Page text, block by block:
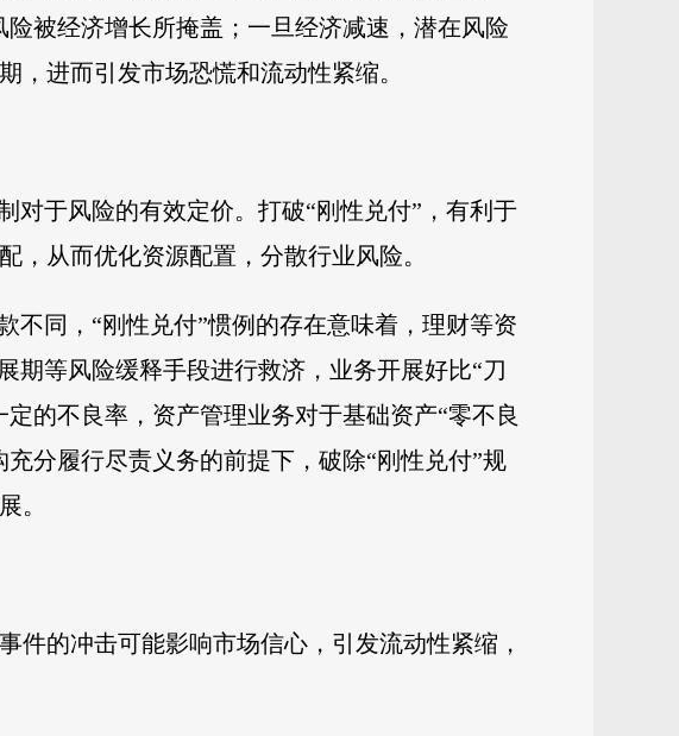
被经济增长所掩盖；一旦经济减速，潜在风险
，进而引发市场恐慌和流动性紧缩。
对于风险的有效定价。打破“刚性兑付”，有利于
，从而优化资源配置，分散行业风险。
不同，“刚性兑付”惯例的存在意味着，理财等资
期等风险缓释手段进行救济，业务开展好比“刀
的不良率，资产管理业务对于基础资产“零不良
分履行尽责义务的前提下，破除“刚性兑付”规
。
件的冲击可能影响市场信心，引发流动性紧缩，